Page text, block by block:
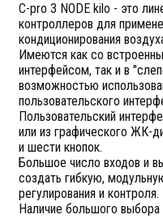
C-pro 3 NODE kilo - это
контроллеров для
кондиционирования
Имеются как со
интерфейсом, так и в
возможностью
пользовательского
Пользовательский
или из графического ЖК-
и шести кнопок.
Большое число входов и
создать гибкую,
регулирования и контроля.
Наличие большого выбора